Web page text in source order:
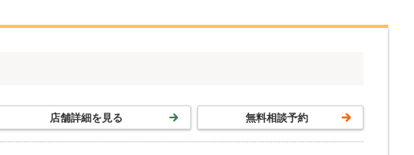
店舗詳細を見る 無料相談予約